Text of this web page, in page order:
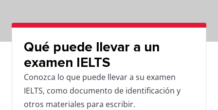
Qué puede llevar a un
examen IELTS
Conozca lo que puede llevar a su examen
IELTS, como documento de identificación y
otros materiales para escribir.